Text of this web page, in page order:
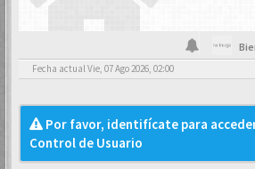
Fecha actual Vie, 07 Ago 2026, 02:00
Por favor, identifícate para
Control de Usuario